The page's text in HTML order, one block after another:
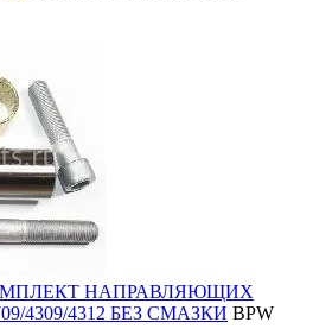
НАПРАВЛЯЮЩИХ
4309/4312 БЕЗ СМАЗКИ BPW